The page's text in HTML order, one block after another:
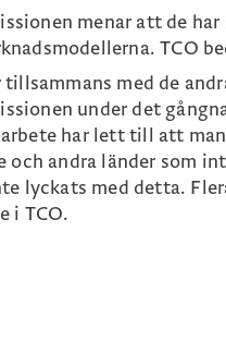
menar att de
TCO
tillsammans med de
under det
har lett till att
och andra länder som
lyckats med detta.
i TCO.